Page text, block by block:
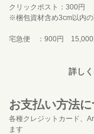
クリックポスト：300
※梱包資材含め3cm以内の
宅急便 ：900円 15,000
詳し
お支払い方法
各種クレジットカード、
ます